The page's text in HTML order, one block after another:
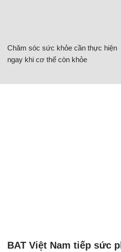
Chăm sóc sức khỏe cần thực hiện
ngay khi cơ thể còn khỏe
BAT Việt Nam tiếp sức